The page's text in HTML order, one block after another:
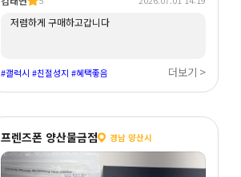
저렴하게 구매하고갑니다
#갤럭시 #친절성지 #혜택좋음 더보기 >
프렌즈폰 양산물금점 경남 양산시